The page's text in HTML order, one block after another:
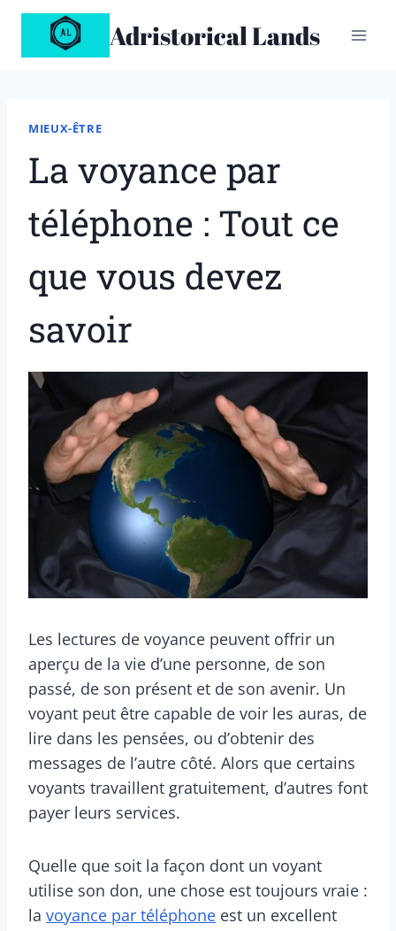
Aller
contenu
Adristorical Lands
MIEUX-ÊTRE
La voyance par
téléphone : Tout ce
que vous devez
savoir
Les lectures de voyance peuvent offrir un
aperçu de la vie d’une personne, de son
passé, de son présent et de son avenir. Un
voyant peut être capable de voir les auras, de
lire dans les pensées, ou d’obtenir des
messages de l’autre côté. Alors que certains
voyants travaillent gratuitement, d’autres font
payer leurs services.
Quelle que soit la façon dont un voyant
utilise son don, une chose est toujours vraie :
la voyance par téléphone est un excellent